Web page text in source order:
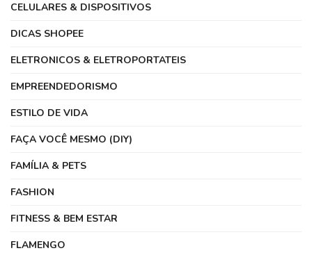
CELULARES & DISPOSITIVOS
DICAS SHOPEE
ELETRONICOS & ELETROPORTATEIS
EMPREENDEDORISMO
ESTILO DE VIDA
FAÇA VOCÊ MESMO (DIY)
FAMÍLIA & PETS
FASHION
FITNESS & BEM ESTAR
FLAMENGO